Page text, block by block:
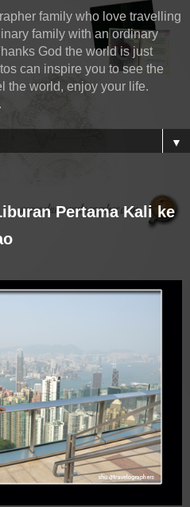
family who love travelling
family with an ordinary
God the world is just
can inspire you to see the
the world, enjoy your life.
▼
Pertama Kali ke